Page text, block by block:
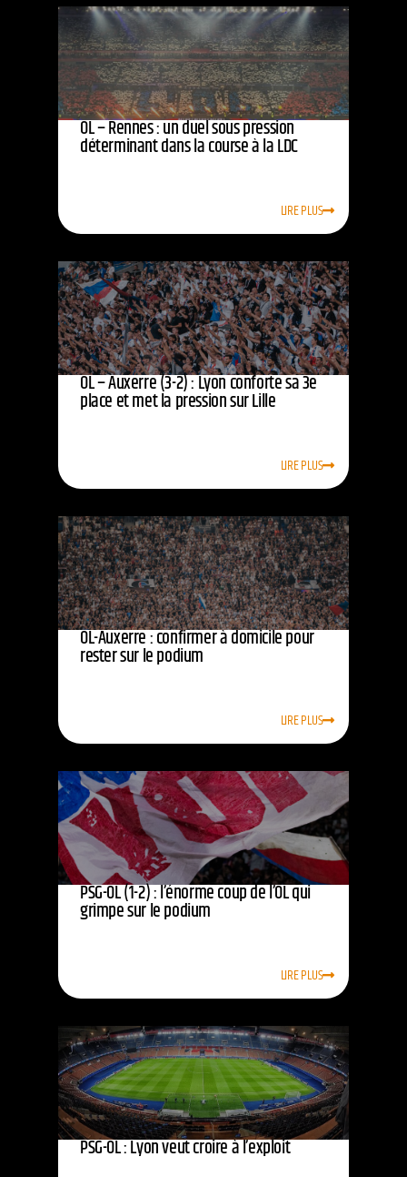
OL – Rennes : un duel sous pression
déterminant dans la course à la LDC
LIRE PLUS
OL – Auxerre (3-2) : Lyon conforte sa 3e
place et met la pression sur Lille
LIRE PLUS
OL-Auxerre : confirmer à domicile pour
rester sur le podium
LIRE PLUS
PSG-OL (1-2) : l’énorme coup de l’OL qui
grimpe sur le podium
LIRE PLUS
PSG-OL : Lyon veut croire à l’exploit